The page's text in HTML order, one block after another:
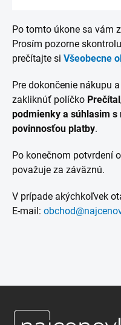
Po tomto úkone sa vám
Prosím pozorne
prečítajte si Všeobecne
Pre dokončenie nákupu
zakliknúť políčko
podmienky a súhlasim s
povinnosťou platby.
Po konečnom potvrdení
považuje za záväznú.
V prípade akýchkoľvek
E-mail: